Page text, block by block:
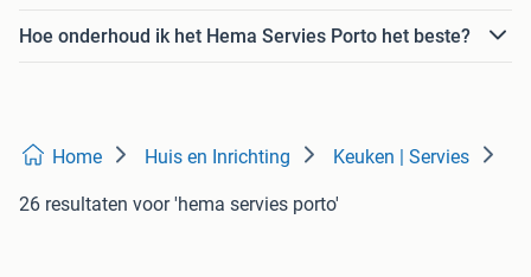
Hoe onderhoud ik het Hema Servies Porto het beste?
Home Huis en Inrichting Keuken | Servies
26 resultaten voor 'hema servies porto'